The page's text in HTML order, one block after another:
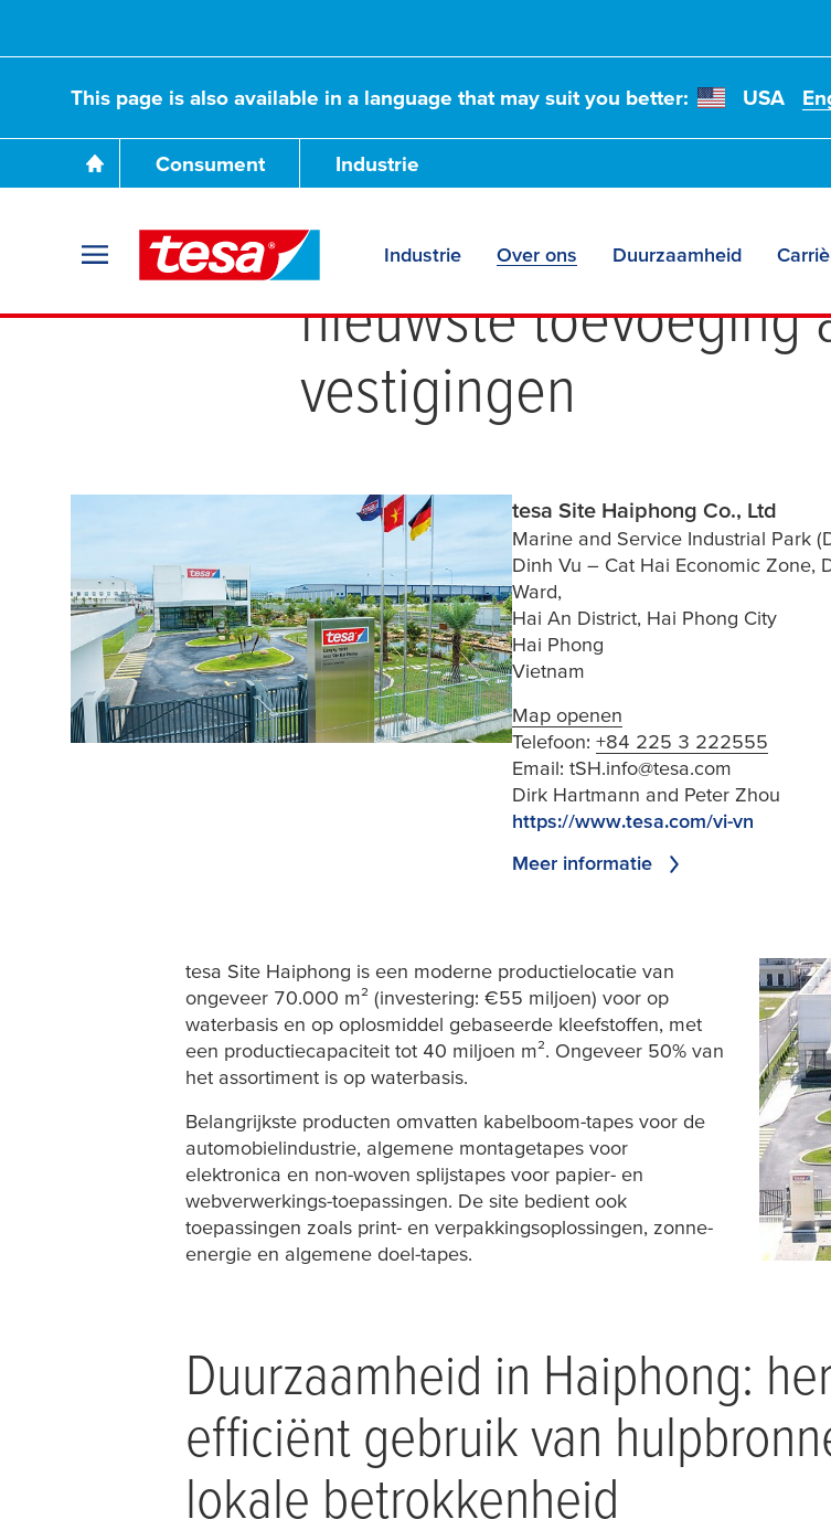
This page is also available in a language that may suit you better: USA
Consument Industrie
Industrie Over ons Duurzaamheid
Welkom op detesa
nieuwste toevoeging
vestigingen
tesa Site Haiphong Co., Ltd
Marine and Service Industrial Park
Dinh Vu – Cat Hai Economic Zone,
Ward,
Hai An District, Hai Phong City
Hai Phong
Vietnam
Map openen
Telefoon: +84 225 3 222555
Email: tSH.info@tesa.com
Dirk Hartmann and Peter Zhou
https://www.tesa.com/vi-vn
Meer informatie
tesa Site Haiphong is een moderne productielocatie van
ongeveer 70.000 m² (investering: €55 miljoen) voor op
waterbasis en op oplosmiddel gebaseerde kleefstoffen, met
een productiecapaciteit tot 40 miljoen m². Ongeveer 50% van
het assortiment is op waterbasis.
Belangrijkste producten omvatten kabelboom-tapes voor de
automobielindustrie, algemene montagetapes voor
elektronica en non-woven splijstapes voor papier- en
webverwerkings-toepassingen. De site bedient ook
toepassingen zoals print- en verpakkingsoplossingen, zonne-
energie en algemene doel-tapes.
Duurzaamheid in Haiphong:
efficiënt gebruik van
lokale betrokkenheid